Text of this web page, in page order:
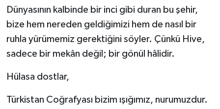
Dünyasının kalbinde bir inci gibi duran bu şehir,
bize hem nereden geldiğimizi hem de nasıl bir
ruhla yürümemiz gerektiğini söyler. Çünkü Hive,
sadece bir mekân değil; bir gönül hâlidir.
Hülasa dostlar,
Türkistan Coğrafyası bizim ışığımız, nurumuzdur.